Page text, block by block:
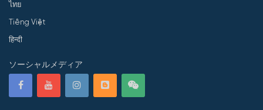
ไทย
Tiếng Việt
हिन्दी
ソーシャルメディア